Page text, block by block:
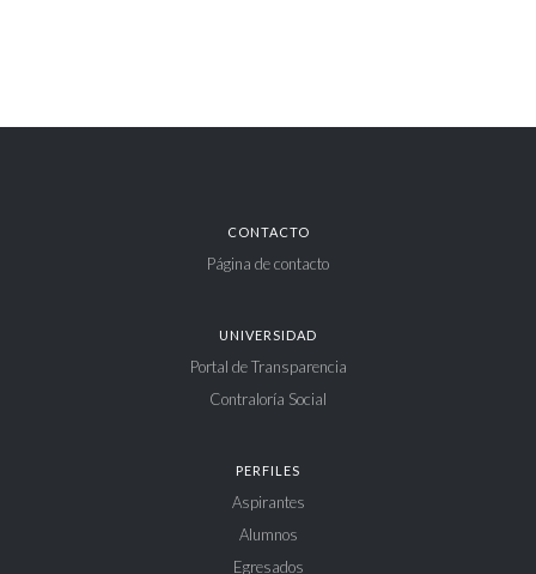
CONTACTO
Página de contacto
UNIVERSIDAD
Portal de Transparencia
Contraloría Social
PERFILES
Aspirantes
Alumnos
Egresados